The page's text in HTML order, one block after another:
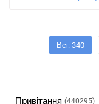
Всі: 340
Привітання (440295)